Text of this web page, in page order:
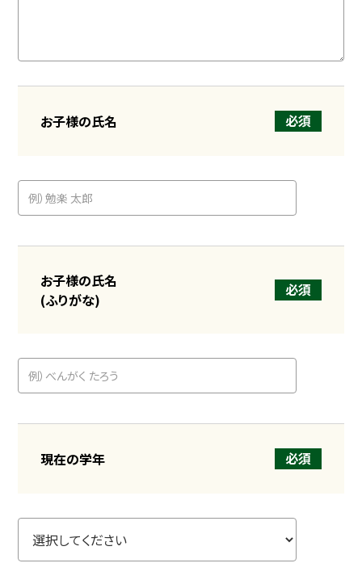
お子様の氏名 必須
お子様の氏名
(ふりがな)
必須
現在の学年 必須